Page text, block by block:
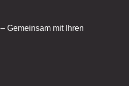
– Gemeinsam mit Ihren